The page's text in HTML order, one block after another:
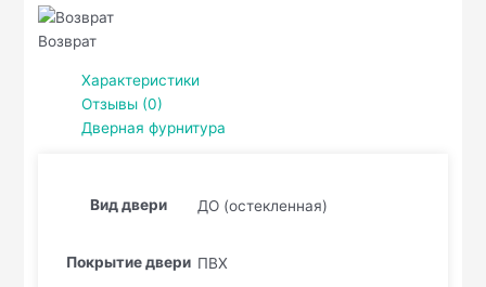
Возврат
Характеристики
Отзывы (0)
Дверная фурнитура
Вид двери ДО (остекленная)
Покрытие двери ПВХ